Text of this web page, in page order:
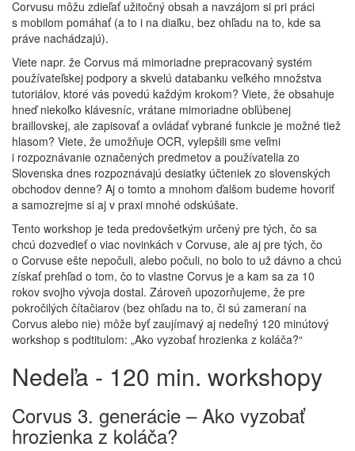
Corvusu môžu zdieľať užitočný obsah a navzájom si pri práci
s mobilom pomáhať (a to i na diaľku, bez ohľadu na to, kde sa
práve nachádzajú).
Viete napr. že Corvus má mimoriadne prepracovaný systém
používateľskej podpory a skvelú databanku veľkého množstva
tutoriálov, ktoré vás povedú každým krokom? Viete, že obsahuje
hneď niekoľko klávesníc, vrátane mimoriadne obľúbenej
braillovskej, ale zapisovať a ovládať vybrané funkcie je možné tiež
hlasom? Viete, že umožňuje OCR, vylepšili sme veľmi
i rozpoznávanie označených predmetov a používatelia zo
Slovenska dnes rozpoznávajú desiatky účteniek zo slovenských
obchodov denne? Aj o tomto a mnohom ďalšom budeme hovoriť
a samozrejme si aj v praxi mnohé odskúšate.
Tento workshop je teda predovšetkým určený pre tých, čo sa
chcú dozvedieť o viac novinkách v Corvuse, ale aj pre tých, čo
o Corvuse ešte nepočuli, alebo počuli, no bolo to už dávno a chcú
získať prehľad o tom, čo to vlastne Corvus je a kam sa za 10
rokov svojho vývoja dostal. Zároveň upozorňujeme, že pre
pokročilých čítačiarov (bez ohľadu na to, či sú zameraní na
Corvus alebo nie) môže byť zaujímavý aj nedeľný 120 minútový
workshop s podtitulom: „Ako vyzobať hrozienka z koláča?“
Nedeľa - 120 min. workshopy
Corvus 3. generácie – Ako vyzobať
hrozienka z koláča?